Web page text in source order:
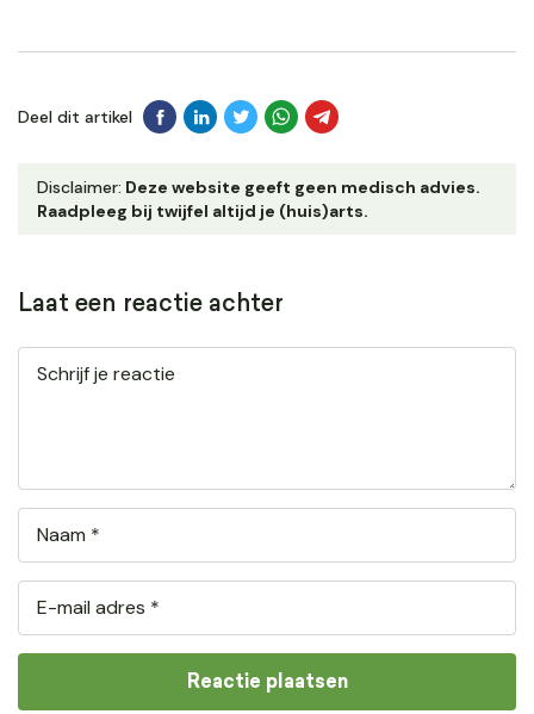
Deel dit artikel
Disclaimer: Deze website geeft geen medisch advies.
Raadpleeg bij twijfel altijd je (huis)arts.
Laat een reactie achter